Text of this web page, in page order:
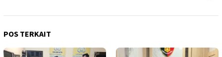
POS TERKAIT